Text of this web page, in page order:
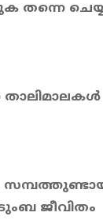
തന്നെ
താലിമാലകൾ
ജീവിതം